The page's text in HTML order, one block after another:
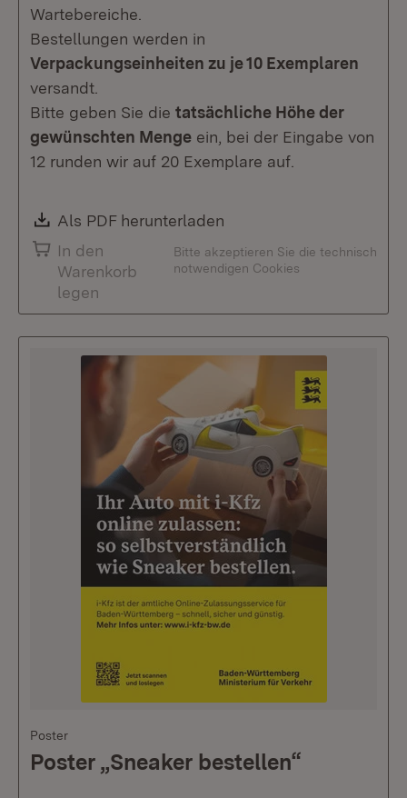
Wartebereiche.
Bestellungen werden in
Verpackungseinheiten zu je 10 Exemplaren
versandt.
Bitte geben Sie die tatsächliche Höhe der
gewünschten Menge ein, bei der Eingabe von
12 runden wir auf 20 Exemplare auf.
Download:
Als PDF herunterladen
In den
Warenkorb
legen
Bitte akzeptieren Sie die technisch
notwendigen Cookies
Poster
Poster „Sneaker bestellen“